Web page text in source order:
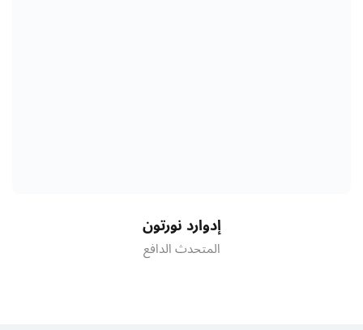
إدوارد نورتون
المتحدث الدافع